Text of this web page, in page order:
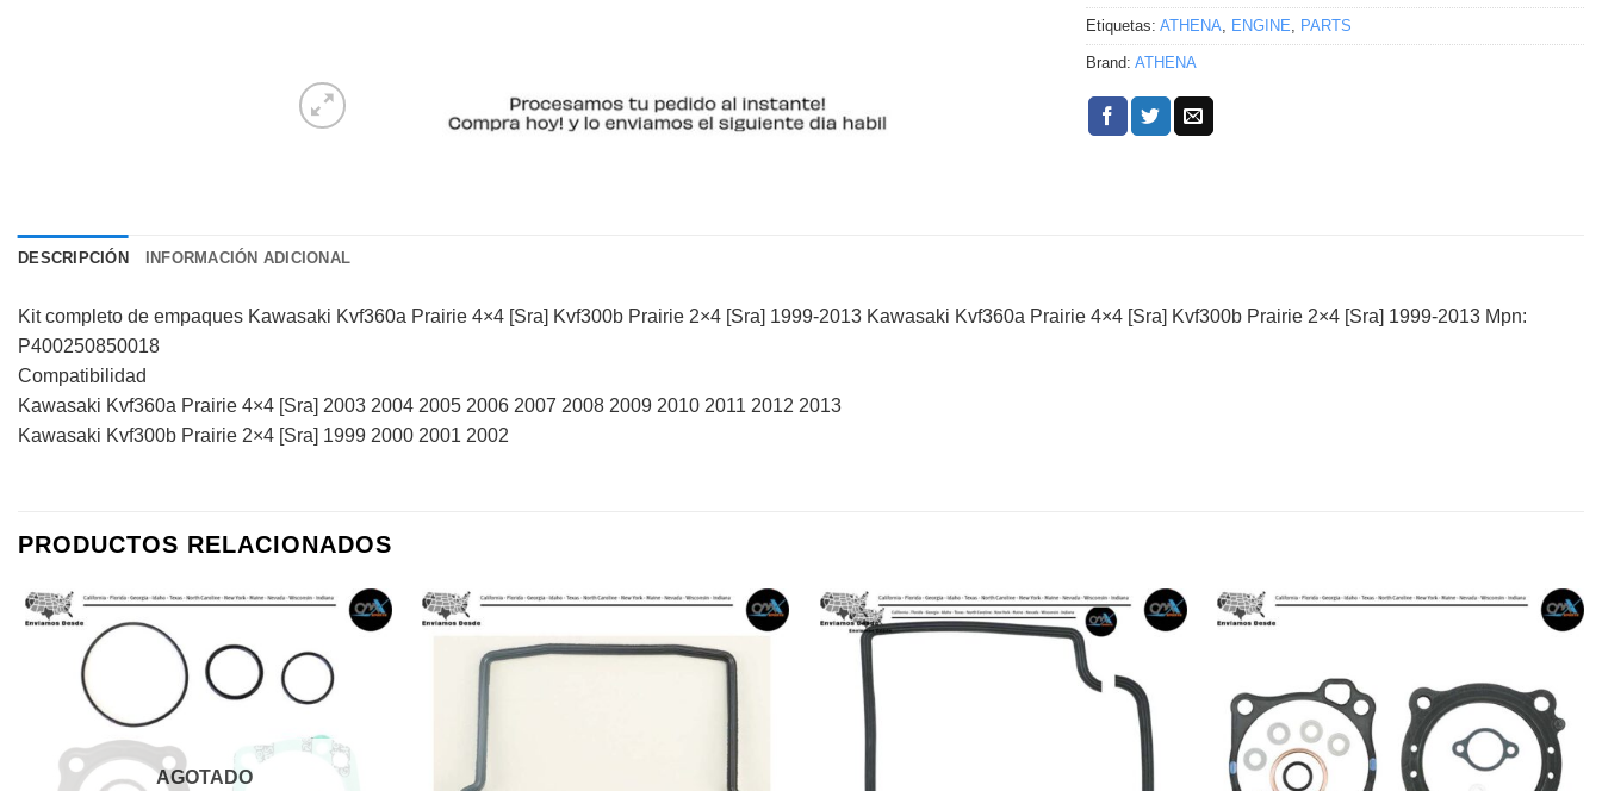
Etiquetas: ATHENA, ENGINE, PARTS
Brand: ATHENA
DESCRIPCIÓN INFORMACIÓN ADICIONAL
Kit completo de empaques Kawasaki Kvf360a Prairie 4×4 [Sra] Kvf300b Prairie 2×4 [Sra] 1999-2013 Kawasaki Kvf360a Prairie 4×4 [Sra] Kvf300b Prairie 2×4 [Sra] 1999-2013 Mpn:
P400250850018
Compatibilidad
Kawasaki Kvf360a Prairie 4×4 [Sra] 2003 2004 2005 2006 2007 2008 2009 2010 2011 2012 2013
Kawasaki Kvf300b Prairie 2×4 [Sra] 1999 2000 2001 2002
PRODUCTOS RELACIONADOS
AGOTADO